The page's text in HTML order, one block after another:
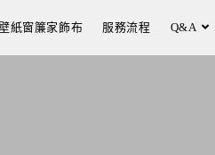
紙窗簾家飾布 服務流程 Q&A